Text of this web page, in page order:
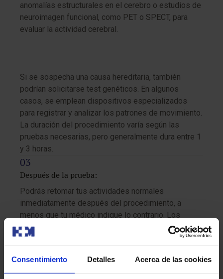
Consentimiento Detalles Acerca de las cookies
anomalías estructurales en el cerebro o estudios de
neuroimagen funcional, como PET o SPECT, para
evaluar la actividad cerebral.
Si se sospecha una causa hereditaria, también
podrían solicitarse test genéticos. En algunos
casos, se emplean dispositivos especializados
para registrar y analizar los patrones de movimiento.
La duración del procedimiento varía según las
pruebas necesarias, pero generalmente dura entre 1
y 3 horas.
Después de la prueba:
Podrás retomar tus actividades normales
inmediatamente después del procedimiento, a
menos que tu médico indique lo contrario. Los
resultados serán analizados por un equipo
multidisciplinario y enviados a tu médico, quien te